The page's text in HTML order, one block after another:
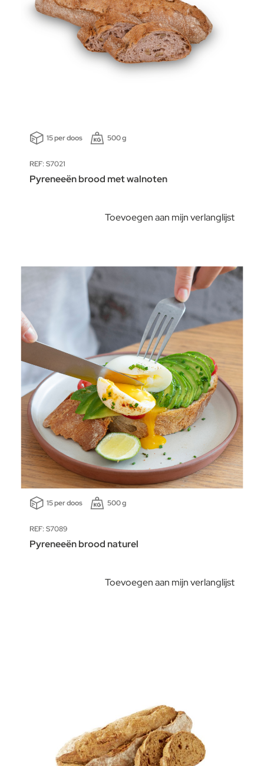
15 per doos 500 g
REF: S7021
Pyreneeën brood met walnoten
Toevoegen aan mijn verlanglijst
15 per doos 500 g
REF: S7089
Pyreneeën brood naturel
Toevoegen aan mijn verlanglijst